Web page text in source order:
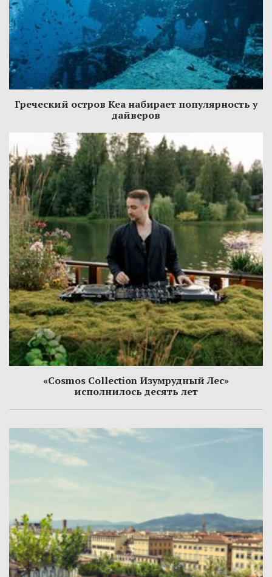
Греческий остров Кеа набирает популярность у
дайверов
«Cosmos Collection Изумрудный Лес»
исполнилось десять лет